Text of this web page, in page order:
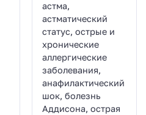
астма,
астматический
статус, острые и
хронические
аллергические
заболевания,
анафилактический
шок, болезнь
Аддисона, острая